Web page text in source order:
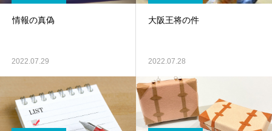
情報の真偽
2022.07.29
大阪王将の件
2022.07.28